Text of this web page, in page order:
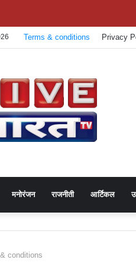
Terms & conditions Privacy
मनोरंजन राजनीती आर्टिकल
conditions